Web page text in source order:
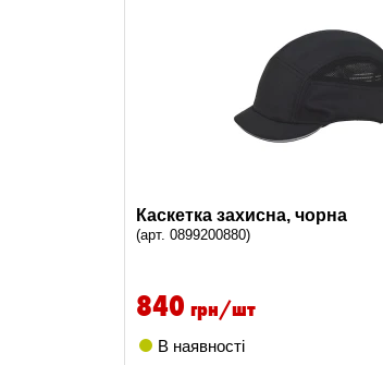
Каскетка захисна, чорна
(арт. 0899200880)
840 грн/шт
В наявності